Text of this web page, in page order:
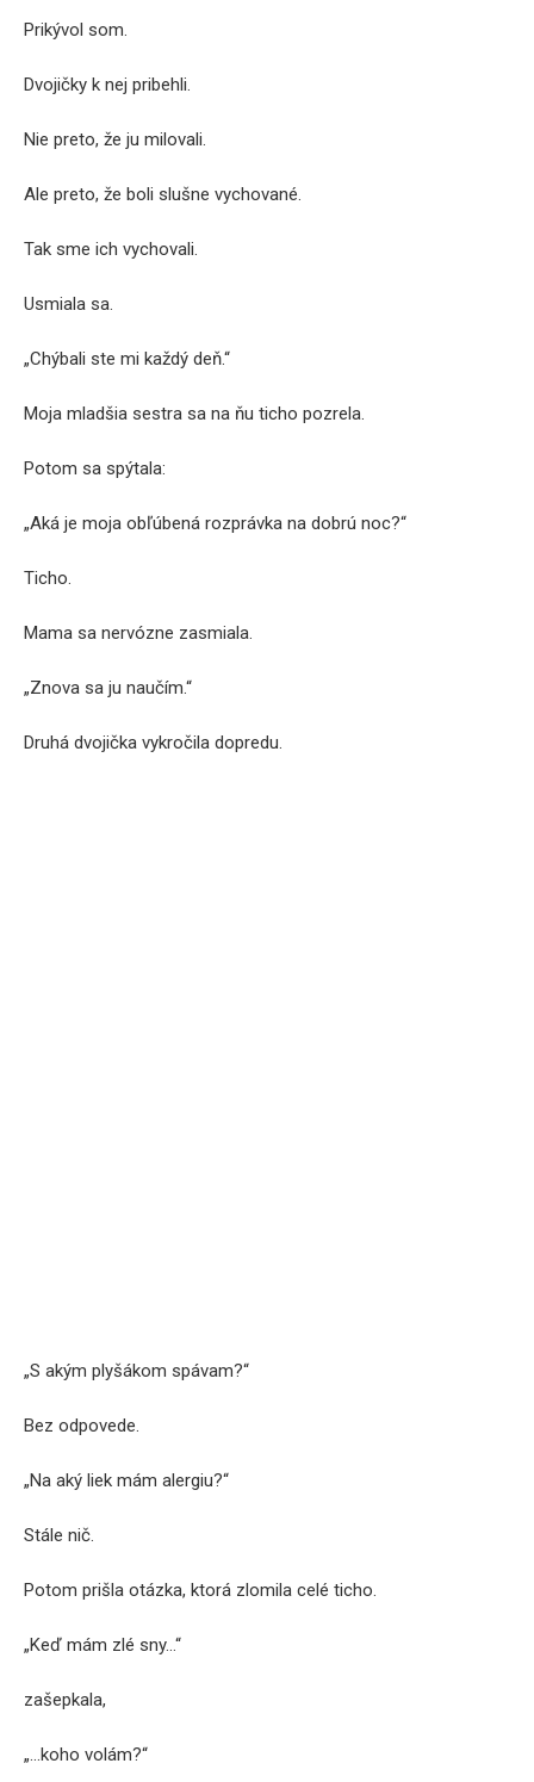
Prikývol som.
Dvojičky k nej pribehli.
Nie preto, že ju milovali.
Ale preto, že boli slušne vychované.
Tak sme ich vychovali.
Usmiala sa.
„Chýbali ste mi každý deň.“
Moja mladšia sestra sa na ňu ticho pozrela.
Potom sa spýtala:
„Aká je moja obľúbená rozprávka na dobrú noc?“
Ticho.
Mama sa nervózne zasmiala.
„Znova sa ju naučím.“
Druhá dvojička vykročila dopredu.
„S akým plyšákom spávam?“
Bez odpovede.
„Na aký liek mám alergiu?“
Stále nič.
Potom prišla otázka, ktorá zlomila celé ticho.
„Keď mám zlé sny…“
zašepkala,
„…koho volám?“